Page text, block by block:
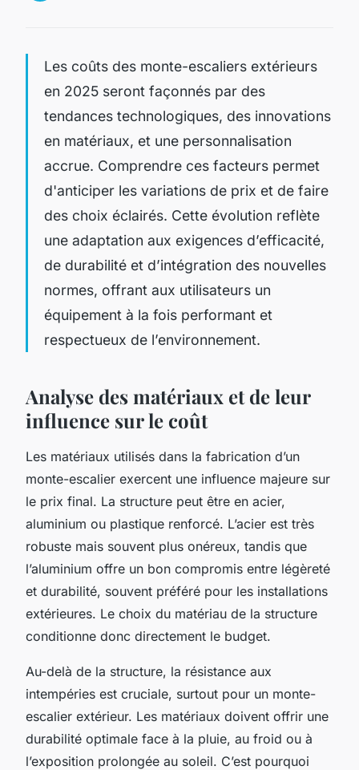
Les coûts des monte-escaliers extérieurs
en 2025 seront façonnés par des
tendances technologiques, des innovations
en matériaux, et une personnalisation
accrue. Comprendre ces facteurs permet
d'anticiper les variations de prix et de faire
des choix éclairés. Cette évolution reflète
une adaptation aux exigences d’efficacité,
de durabilité et d’intégration des nouvelles
normes, offrant aux utilisateurs un
équipement à la fois performant et
respectueux de l’environnement.
Analyse des matériaux et de leur
influence sur le coût
Les matériaux utilisés dans la fabrication d’un
monte-escalier exercent une influence majeure sur
le prix final. La structure peut être en acier,
aluminium ou plastique renforcé. L’acier est très
robuste mais souvent plus onéreux, tandis que
l’aluminium offre un bon compromis entre légèreté
et durabilité, souvent préféré pour les installations
extérieures. Le choix du matériau de la structure
conditionne donc directement le budget.
Au-delà de la structure, la résistance aux
intempéries est cruciale, surtout pour un monte-
escalier extérieur. Les matériaux doivent offrir une
durabilité optimale face à la pluie, au froid ou à
l’exposition prolongée au soleil. C’est pourquoi